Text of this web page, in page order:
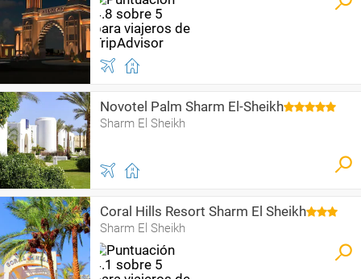
Novotel Palm Sharm El-Sheikh
Sharm El Sheikh
Coral Hills Resort Sharm El Sheikh
Sharm El Sheikh